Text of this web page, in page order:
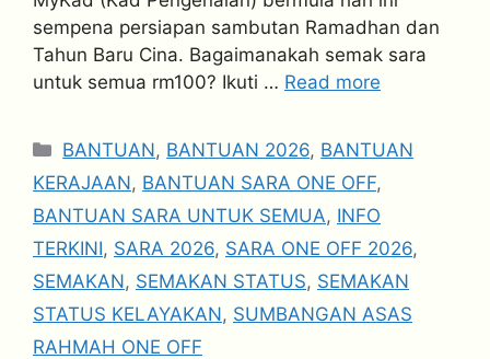
sempena persiapan sambutan Ramadhan dan
Tahun Baru Cina. Bagaimanakah semak sara
untuk semua rm100? Ikuti … Read more
Categories
BANTUAN, BANTUAN 2026, BANTUAN
KERAJAAN, BANTUAN SARA ONE OFF,
BANTUAN SARA UNTUK SEMUA, INFO
TERKINI, SARA 2026, SARA ONE OFF 2026,
SEMAKAN, SEMAKAN STATUS, SEMAKAN
STATUS KELAYAKAN, SUMBANGAN ASAS
RAHMAH ONE OFF